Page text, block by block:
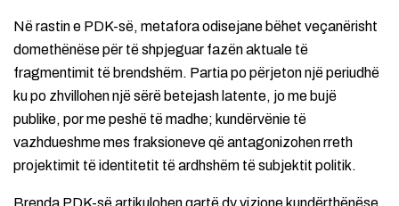
Në rastin e PDK-së, metafora odisejane bëhet veçanërisht
domethënëse për të shpjeguar fazën aktuale të
fragmentimit të brendshëm. Partia po përjeton një periudhë
ku po zhvillohen një sërë betejash latente, jo me bujë
publike, por me peshë të madhe; kundërvënie të
vazhdueshme mes fraksioneve që antagonizohen rreth
projektimit të identitetit të ardhshëm të subjektit politik.